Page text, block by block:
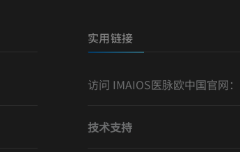
实用链接
访问 IMAIOS医脉欧中国官网：
技术支持